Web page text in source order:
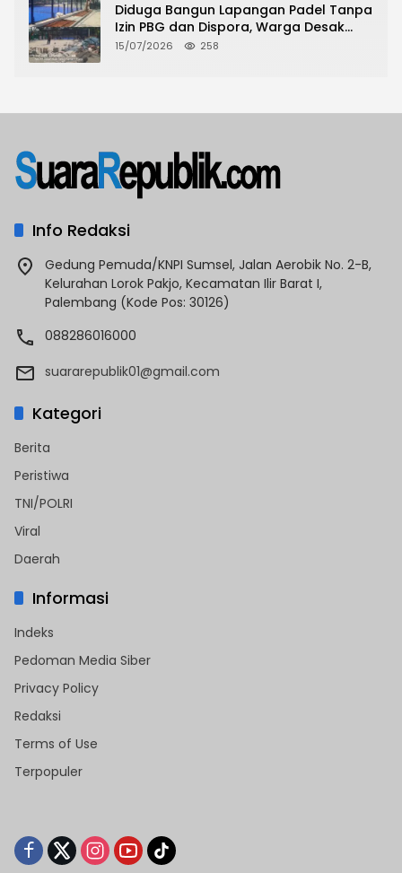
Diduga Bangun Lapangan Padel Tanpa
Izin PBG dan Dispora, Warga Desak
CKTRP dan Dispora Jakarta Barat
15/07/2026 258
Info Redaksi
Gedung Pemuda/KNPI Sumsel, Jalan Aerobik No. 2-B,
Kelurahan Lorok Pakjo, Kecamatan Ilir Barat I,
Palembang (Kode Pos: 30126)
088286016000
suararepublik01@gmail.com
Kategori
Berita
Peristiwa
TNI/POLRI
Viral
Daerah
Informasi
Indeks
Pedoman Media Siber
Privacy Policy
Redaksi
Terms of Use
Terpopuler